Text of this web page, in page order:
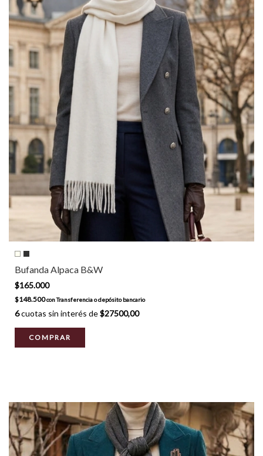
Bufanda Alpaca B&W
$165.000
$148.500conTransferencia o depósito bancario
6cuotas sin interés de$27500,00
COMPRAR